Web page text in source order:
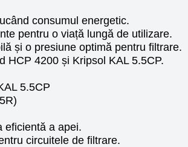
consumul energetic.
pentru o viață lungă de utilizare.
și o presiune optimă pentru filtrare.
HCP 4200 și Kripsol KAL 5.5CP.
5.5CP
eficientă a apei.
circuitele de filtrare.